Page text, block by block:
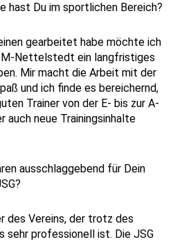
hast Du im sportlichen Bereich?
gearbeitet habe möchte ich
Nettelstedt ein langfristiges
Mir macht die Arbeit mit der
und ich finde es bereichernd,
Trainer von der E- bis zur A-
auch neue Trainingsinhalte
ausschlaggebend für Dein
des Vereins, der trotz des
sehr professionell ist. Die JSG